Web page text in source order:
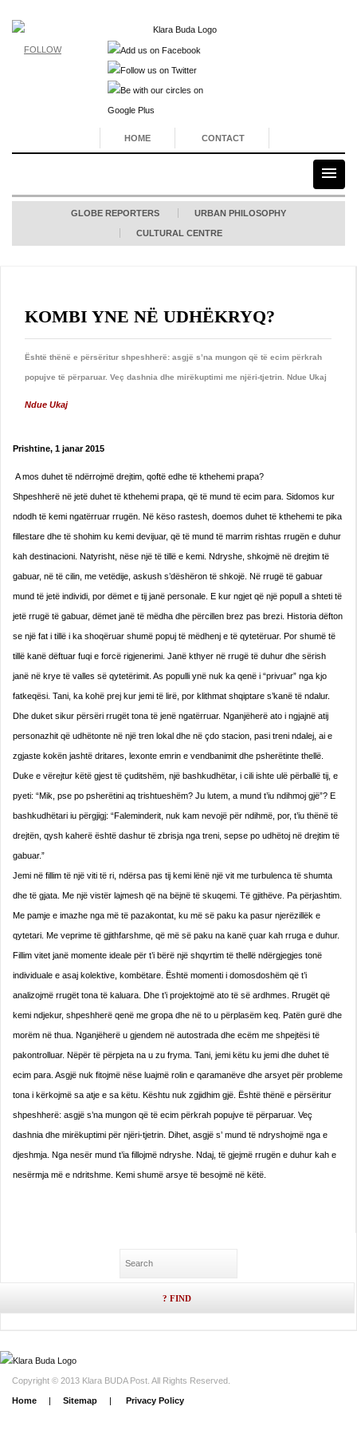
FOLLOW
HOME CONTACT
GLOBE REPORTERS URBAN PHILOSOPHY
CULTURAL CENTRE
KOMBI YNE NË UDHËKRYQ?
Është thënë e përsëritur shpeshherë: asgjë s’na mungon që të ecim përkrah
popujve të përparuar. Veç dashnia dhe mirëkuptimi me njëri-tjetrin. Ndue Ukaj
Ndue Ukaj
Prishtine, 1 janar 2015
A mos duhet të ndërrojmë drejtim, qoftë edhe të kthehemi prapa?
Shpeshherë në jetë duhet të kthehemi prapa, që të mund të ecim para. Sidomos kur
ndodh të kemi ngatërruar rrugën. Në këso rastesh, doemos duhet të kthehemi te pika
fillestare dhe të shohim ku kemi devijuar, që të mund të marrim rishtas rrugën e duhur
kah destinacioni. Natyrisht, nëse një të tillë e kemi. Ndryshe, shkojmë në drejtim të
gabuar, në të cilin, me vetëdije, askush s’dëshëron të shkojë. Në rrugë të gabuar
mund të jetë individi, por dëmet e tij janë personale. E kur ngjet që një popull a shteti të
jetë rrugë të gabuar, dëmet janë të mëdha dhe përcillen brez pas brezi. Historia dëfton
se një fat i tillë i ka shoqëruar shumë popuj të mëdhenj e të qytetëruar. Por shumë të
tillë kanë dëftuar fuqi e forcë rigjenerimi. Janë kthyer në rrugë të duhur dhe sërish
janë në krye të valles së qytetërimit. As populli ynë nuk ka qenë i “privuar” nga kjo
fatkeqësi. Tani, ka kohë prej kur jemi të lirë, por klithmat shqiptare s’kanë të ndalur.
Dhe duket sikur përsëri rrugët tona të jenë ngatërruar. Nganjëherë ato i ngjajnë atij
personazhit që udhëtonte në një tren lokal dhe në çdo stacion, pasi treni ndalej, ai e
zgjaste kokën jashtë dritares, lexonte emrin e vendbanimit dhe psherëtinte thellë.
Duke e vërejtur këtë gjest të çuditshëm, një bashkudhëtar, i cili ishte ulë përballë tij, e
pyeti: “Mik, pse po psherëtini aq trishtueshëm? Ju lutem, a mund t’iu ndihmoj gjë”? E
bashkudhëtari iu përgjigj: “Faleminderit, nuk kam nevojë për ndihmë, por, t’iu thënë të
drejtën, qysh kaherë është dashur të zbrisja nga treni, sepse po udhëtoj në drejtim të
gabuar.”
Jemi në fillim të një viti të ri, ndërsa pas tij kemi lënë një vit me turbulenca të shumta
dhe të gjata. Me një vistër lajmesh që na bëjnë të skuqemi. Të gjithëve. Pa përjashtim.
Me pamje e imazhe nga më të pazakontat, ku më së paku ka pasur njerëzillëk e
qytetari. Me veprime të gjithfarshme, që më së paku na kanë çuar kah rruga e duhur.
Fillim vitet janë momente ideale për t’i bërë një shqyrtim të thellë ndërgjegjes tonë
individuale e asaj kolektive, kombëtare. Është momenti i domosdoshëm që t’i
analizojmë rrugët tona të kaluara. Dhe t’i projektojmë ato të së ardhmes. Rrugët që
kemi ndjekur, shpeshherë qenë me gropa dhe në to u përplasëm keq. Patën gurë dhe
morëm në thua. Nganjëherë u gjendem në autostrada dhe ecëm me shpejtësi të
pakontrolluar. Nëpër të përpjeta na u zu fryma. Tani, jemi këtu ku jemi dhe duhet të
ecim para. Asgjë nuk fitojmë nëse luajmë rolin e qaramanëve dhe arsyet për probleme
tona i kërkojmë sa atje e sa këtu. Kështu nuk zgjidhim gjë. Është thënë e përsëritur
shpeshherë: asgjë s’na mungon që të ecim përkrah popujve të përparuar. Veç
dashnia dhe mirëkuptimi për njëri-tjetrin. Dihet, asgjë s’ mund të ndryshojmë nga e
djeshmja. Nga nesër mund t’ia fillojmë ndryshe. Ndaj, të gjejmë rrugën e duhur kah e
nesërmja më e ndritshme. Kemi shumë arsye të besojmë në këtë.
Copyright © 2013 Klara BUDA Post. All Rights Reserved.
Home | Sitemap | Privacy Policy